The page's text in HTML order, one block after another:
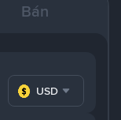
Bán
USD